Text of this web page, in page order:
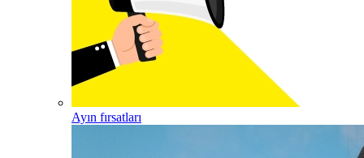
Ayın fırsatları